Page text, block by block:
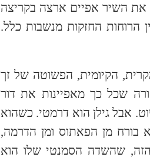
את השיר אפיים ארצה בקריצה
הרוחות החזקות מנשבות כלל.
הקיומית, הפשוטה של זך
שכל כך מאפיינות את דור
אבל גילן הוא דרמטי. כשהוא
בורח מן הפאתוס ומן הדרמה,
שהשדה הסמנטי שלו הוא